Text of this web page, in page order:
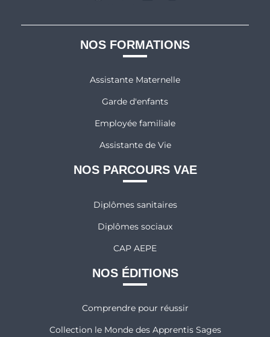
NOS FORMATIONS
Assistante Maternelle
Garde d'enfants
Employée familiale
Assistante de Vie
NOS PARCOURS VAE
Diplômes sanitaires
Diplômes sociaux
CAP AEPE
NOS ÉDITIONS
Comprendre pour réussir
Collection le Monde des Apprentis Sages